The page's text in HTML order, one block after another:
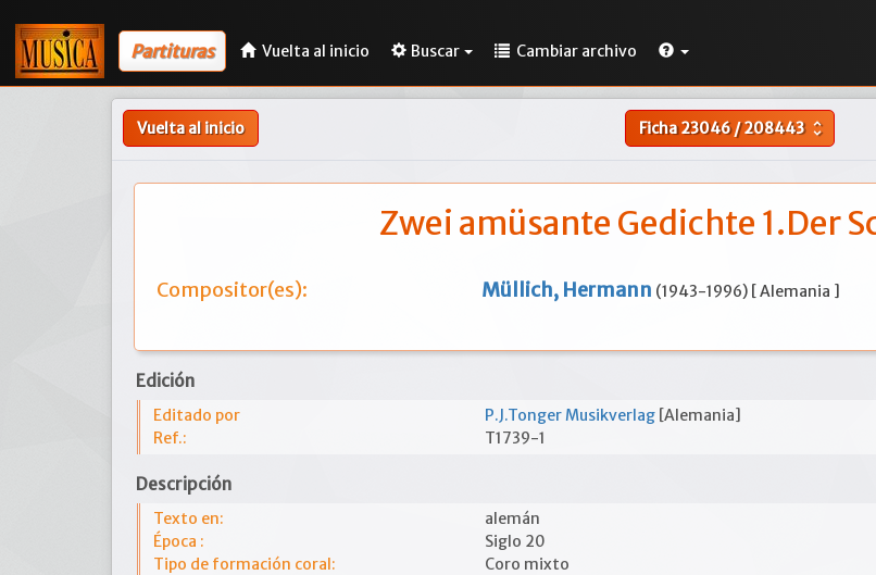
Partituras Vuelta al inicio Buscar Cambiar archivo
Vuelta al inicio Ficha23046/208443 unfold_more
Zwei amüsante Gedichte 1.Der
Compositor(es): Müllich, Hermann (1943-1996) [ Alemania ]
Edición
Editado por P.J.Tonger Musikverlag [Alemania]
Ref.:
T1739-1
Descripción
Texto en:
alemán
Época :
Siglo 20
Tipo de formación coral:
Coro mixto